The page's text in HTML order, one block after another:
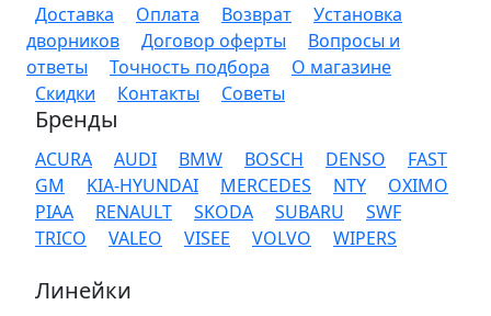
Доставка Оплата Возврат
Установка
дворников
Договор оферты
Вопросы и
ответы
Точность подбора
О магазине
Скидки
Контакты Советы
Бренды
ACURA AUDI BMW BOSCH DENSO
FAST
GM
KIA-HYUNDAI MERCEDES NTY
OXIMO
PIAA
RENAULT SKODA SUBARU
SWF
TRICO
VALEO VISEE VOLVO WIPERS
Линейки